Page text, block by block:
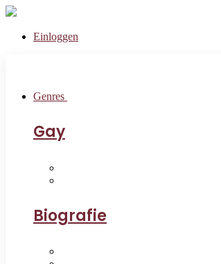
Einloggen
Genres
Gay
Biografie